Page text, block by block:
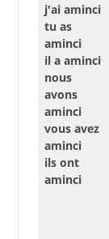
j'ai aminci
tu as
aminci
il a aminci
nous
avons
aminci
vous avez
aminci
ils ont
aminci